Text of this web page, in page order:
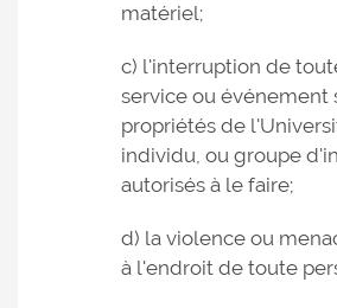
matériel;
c) l'interruption de
service ou événement
propriétés de
individu, ou groupe
autorisés à le faire;
d) la violence ou
à l'endroit de toute